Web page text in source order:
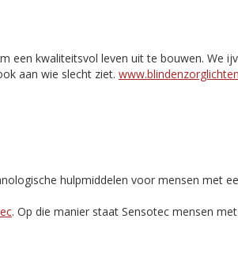
een kwaliteitsvol leven uit te bouwen. We
aan wie slecht ziet.
hulpmiddelen voor mensen met
. Op die manier staat Sensotec mensen